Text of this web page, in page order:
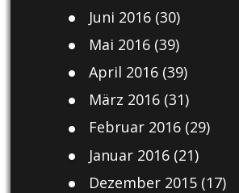
Juni 2016(30)
Mai 2016(39)
April 2016(39)
März 2016(31)
Februar 2016(29)
Januar 2016(21)
Dezember 2015(17)